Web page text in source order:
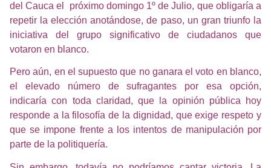
del Cauca el
próximo domingo 1º de Julio, que obligaría a
repetir la elección anotándose, de paso, un gran triunfo la
iniciativa del grupo significativo de ciudadanos que
votaron en blanco.
Pero aún, en el supuesto que no ganara el voto en blanco,
el elevado número de sufragantes por esa opción,
indicaría con toda claridad, que la opinión pública hoy
responde a la filosofía de la dignidad, que exige respeto y
que se impone frente a los intentos de manipulación por
parte de la politiquería.